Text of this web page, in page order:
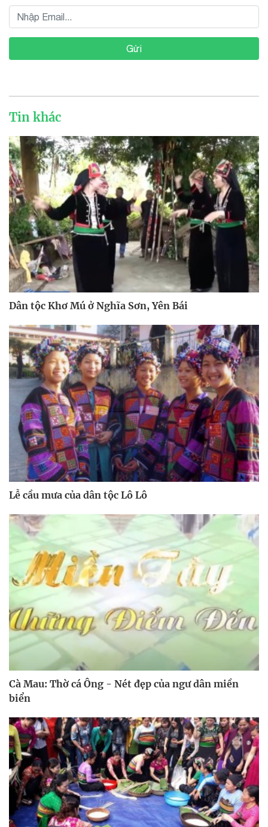
Gửi
Tin khác
Dân tộc Khơ Mú ở Nghĩa Sơn, Yên Bái
Lễ cầu mưa của dân tộc Lô Lô
Cà Mau: Thờ cá Ông - Nét đẹp của ngư dân miền
biển